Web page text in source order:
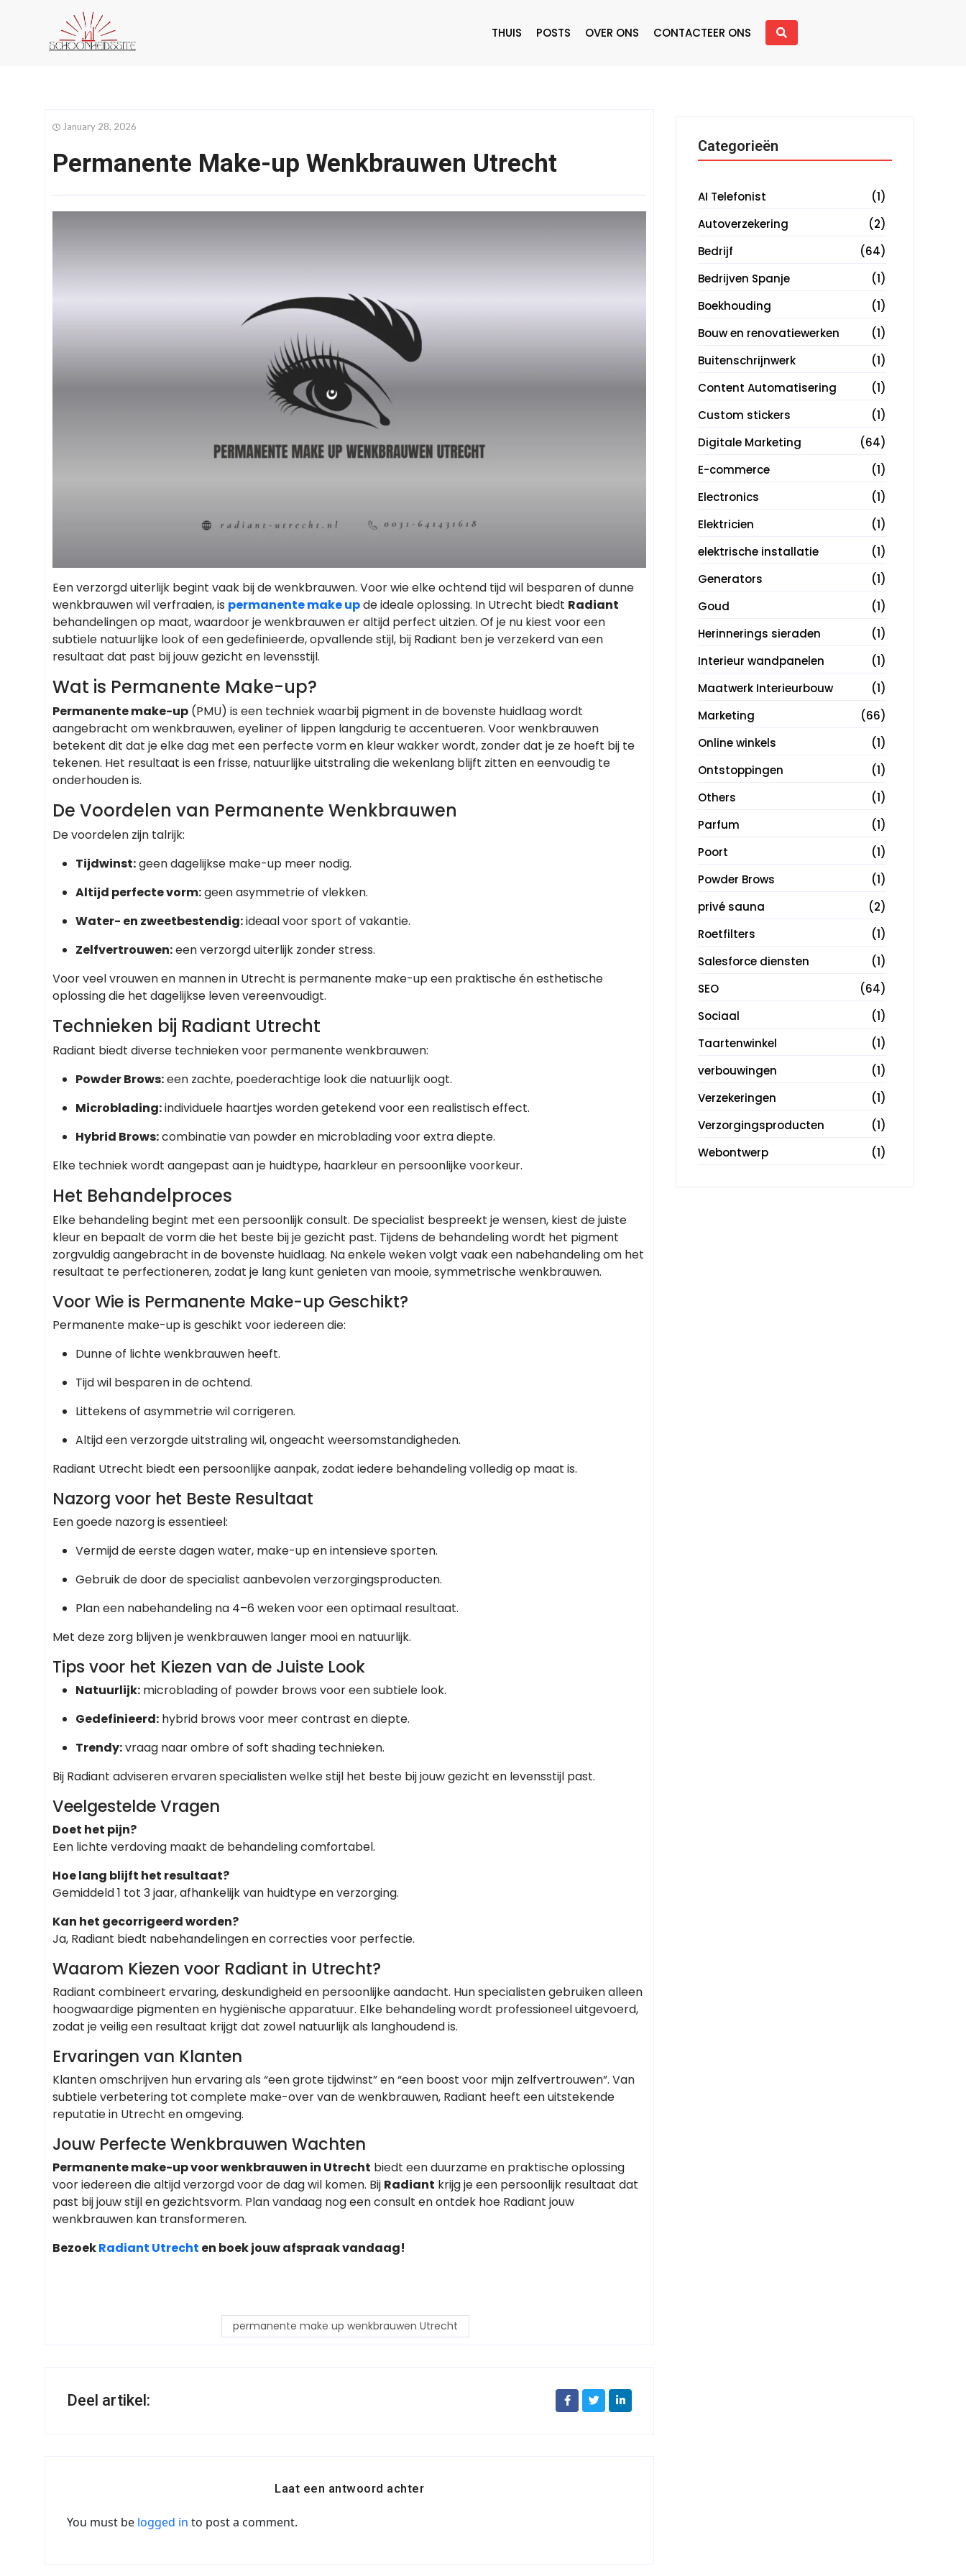
THUIS POSTS OVER ONS CONTACTEER ONS
January 28, 2026
Permanente Make-up Wenkbrauwen Utrecht
Een verzorgd uiterlijk begint vaak bij de wenkbrauwen. Voor wie elke ochtend tijd wil besparen of dunne
wenkbrauwen wil verfraaien, is permanente make upde ideale oplossing. In Utrecht biedt Radiant
behandelingen op maat, waardoor je wenkbrauwen er altijd perfect uitzien. Of je nu kiest voor een
subtiele natuurlijke look of een gedefinieerde, opvallende stijl, bij Radiant ben je verzekerd van een
resultaat dat past bij jouw gezicht en levensstijl.
Wat is Permanente Make-up?
Permanente make-up (PMU) is een techniek waarbij pigment in de bovenste huidlaag wordt
aangebracht om wenkbrauwen, eyeliner of lippen langdurig te accentueren. Voor wenkbrauwen
betekent dit dat je elke dag met een perfecte vorm en kleur wakker wordt, zonder dat je ze hoeft bij te
tekenen. Het resultaat is een frisse, natuurlijke uitstraling die wekenlang blijft zitten en eenvoudig te
onderhouden is.
De Voordelen van Permanente Wenkbrauwen
De voordelen zijn talrijk:
Tijdwinst:geen dagelijkse make-up meer nodig.
Altijd perfecte vorm:geen asymmetrie of vlekken.
Water- en zweetbestendig:ideaal voor sport of vakantie.
Zelfvertrouwen:een verzorgd uiterlijk zonder stress.
Voor veel vrouwen en mannen in Utrecht is permanente make-up een praktische én esthetische
oplossing die het dagelijkse leven vereenvoudigt.
Technieken bij Radiant Utrecht
Radiant biedt diverse technieken voor permanente wenkbrauwen:
Powder Brows:een zachte, poederachtige look die natuurlijk oogt.
Microblading:individuele haartjes worden getekend voor een realistisch effect.
Hybrid Brows:combinatie van powder en microblading voor extra diepte.
Elke techniek wordt aangepast aan je huidtype, haarkleur en persoonlijke voorkeur.
Het Behandelproces
Elke behandeling begint met een persoonlijk consult. De specialist bespreekt je wensen, kiest de juiste
kleur en bepaalt de vorm die het beste bij je gezicht past. Tijdens de behandeling wordt het pigment
zorgvuldig aangebracht in de bovenste huidlaag. Na enkele weken volgt vaak een nabehandeling om het
resultaat te perfectioneren, zodat je lang kunt genieten van mooie, symmetrische wenkbrauwen.
Voor Wie is Permanente Make-up Geschikt?
Permanente make-up is geschikt voor iedereen die:
Dunne of lichte wenkbrauwen heeft.
Tijd wil besparen in de ochtend.
Littekens of asymmetrie wil corrigeren.
Altijd een verzorgde uitstraling wil, ongeacht weersomstandigheden.
Radiant Utrecht biedt een persoonlijke aanpak, zodat iedere behandeling volledig op maat is.
Nazorg voor het Beste Resultaat
Een goede nazorg is essentieel:
Vermijd de eerste dagen water, make-up en intensieve sporten.
Gebruik de door de specialist aanbevolen verzorgingsproducten.
Plan een nabehandeling na 4–6 weken voor een optimaal resultaat.
Met deze zorg blijven je wenkbrauwen langer mooi en natuurlijk.
Tips voor het Kiezen van de Juiste Look
Natuurlijk: microblading of powder brows voor een subtiele look.
Gedefinieerd: hybrid brows voor meer contrast en diepte.
Trendy:vraag naar ombre of soft shading technieken.
Bij Radiant adviseren ervaren specialisten welke stijl het beste bij jouw gezicht en levensstijl past.
Veelgestelde Vragen
Doet het pijn?
Een lichte verdoving maakt de behandeling comfortabel.
Hoe lang blijft het resultaat?
Gemiddeld 1 tot 3 jaar, afhankelijk van huidtype en verzorging.
Kan het gecorrigeerd worden?
Ja, Radiant biedt nabehandelingen en correcties voor perfectie.
Waarom Kiezen voor Radiant in Utrecht?
Radiant combineert ervaring, deskundigheid en persoonlijke aandacht. Hun specialisten gebruiken alleen
hoogwaardige pigmenten en hygiënische apparatuur. Elke behandeling wordt professioneel uitgevoerd,
zodat je veilig een resultaat krijgt dat zowel natuurlijk als langhoudend is.
Ervaringen van Klanten
Klanten omschrijven hun ervaring als “een grote tijdwinst” en “een boost voor mijn zelfvertrouwen”. Van
subtiele verbetering tot complete make-over van de wenkbrauwen, Radiant heeft een uitstekende
reputatie in Utrecht en omgeving.
Jouw Perfecte Wenkbrauwen Wachten
Permanente make-up voor wenkbrauwen in Utrecht biedt een duurzame en praktische oplossing
voor iedereen die altijd verzorgd voor de dag wil komen. Bij Radiant krijg je een persoonlijk resultaat dat
past bij jouw stijl en gezichtsvorm. Plan vandaag nog een consult en ontdek hoe Radiant jouw
wenkbrauwen kan transformeren.
BezoekRadiant Utrecht en boek jouw afspraak vandaag!
permanente make up wenkbrauwen Utrecht
Deel artikel:
Laat een antwoord achter
You must be logged in to post a comment.
Categorieën
AI Telefonist
(1)
Autoverzekering
(2)
Bedrijf
(64)
Bedrijven Spanje
(1)
Boekhouding
(1)
Bouw en renovatiewerken
(1)
Buitenschrijnwerk
(1)
Content Automatisering
(1)
Custom stickers
(1)
Digitale Marketing
(64)
E-commerce
(1)
Electronics
(1)
Elektricien
(1)
elektrische installatie
(1)
Generators
(1)
Goud
(1)
Herinnerings sieraden
(1)
Interieur wandpanelen
(1)
Maatwerk Interieurbouw
(1)
Marketing
(66)
Online winkels
(1)
Ontstoppingen
(1)
Others
(1)
Parfum
(1)
Poort
(1)
Powder Brows
(1)
privé sauna
(2)
Roetfilters
(1)
Salesforce diensten
(1)
SEO
(64)
Sociaal
(1)
Taartenwinkel
(1)
verbouwingen
(1)
Verzekeringen
(1)
Verzorgingsproducten
(1)
Webontwerp
(1)